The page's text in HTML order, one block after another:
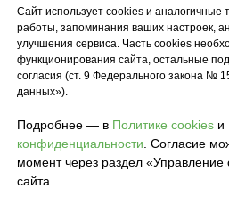
Сайт использует cookies и аналогичные
работы, запоминания ваших настроек,
улучшения сервиса. Часть cookies
функционирования сайта, остальные
согласия (ст. 9 Федерального закона №
данных»).
Подробнее — в Политике cookies и
конфиденциальности. Согласие
момент через раздел «Управление
сайта.